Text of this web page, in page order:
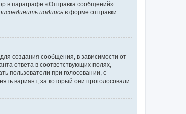
в параграфе «Отправка сообщений»
подпись в форме отправки
создания сообщения, в зависимости от
ответа в соответствующих полях,
пользователи при голосовании, с
вариант, за который они проголосовали.